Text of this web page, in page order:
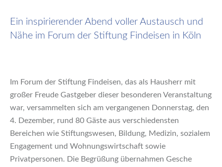
Ein inspirierender Abend voller Austausch und
Nähe im Forum der Stiftung Findeisen in Köln
Im Forum der Stiftung Findeisen, das als Hausherr mit
großer Freude Gastgeber dieser besonderen Veranstaltung
war, versammelten sich am vergangenen Donnerstag, den
4. Dezember, rund 80 Gäste aus verschiedensten
Bereichen wie Stiftungswesen, Bildung, Medizin, sozialem
Engagement und Wohnungswirtschaft sowie
Privatpersonen. Die Begrüßung übernahmen Gesche